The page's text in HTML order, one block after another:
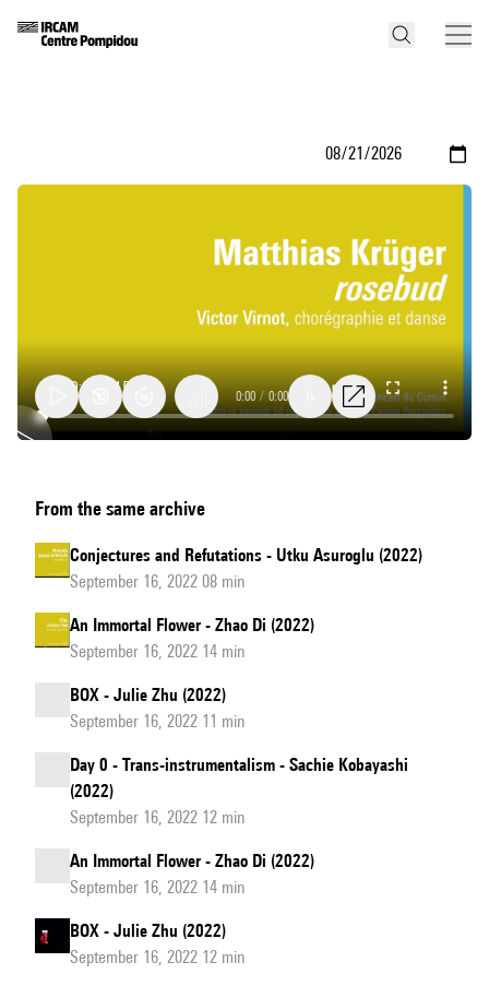
0:00 / 0:00
From the same archive
Conjectures and Refutations - Utku Asuroglu (2022)
September 16, 2022 08 min
An Immortal Flower - Zhao Di (2022)
September 16, 2022 14 min
BOX - Julie Zhu (2022)
September 16, 2022 11 min
Day 0 - Trans-instrumentalism - Sachie Kobayashi
(2022)
September 16, 2022 12 min
An Immortal Flower - Zhao Di (2022)
September 16, 2022 14 min
BOX - Julie Zhu (2022)
September 16, 2022 12 min